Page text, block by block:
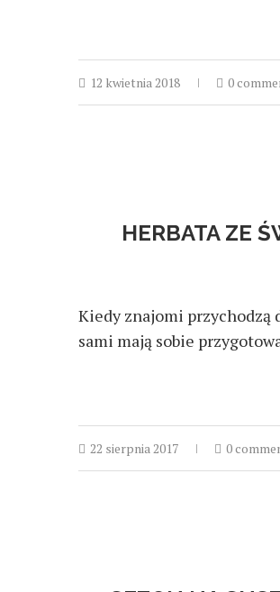
12 kwietnia 2018 0
HERBATA ZE
Kiedy znajomi przychodzą
sami mają sobie
22 sierpnia 2017 0